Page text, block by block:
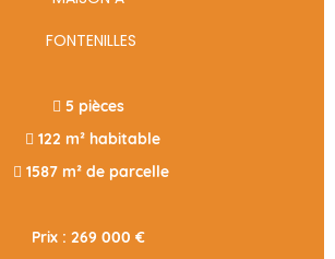
FONTENILLES
 5 pièces
 122 m² habitable
 1587 m² de parcelle
Prix : 269 000 €